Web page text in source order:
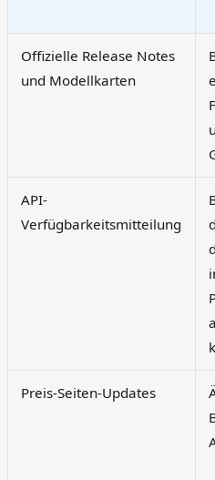
Offizielle Release Notes
und Modellkarten
API-
Verfügbarkeitsmitteilung
Preis-Seiten-Updates